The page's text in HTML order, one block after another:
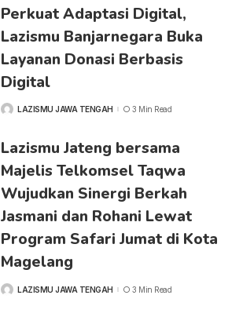
Perkuat Adaptasi Digital,
Lazismu Banjarnegara Buka
Layanan Donasi Berbasis
Digital
POSTEDLAZISMU JAWA TENGAH 3 Min Read
Lazismu Jateng bersama
Majelis Telkomsel Taqwa
Wujudkan Sinergi Berkah
Jasmani dan Rohani Lewat
Program Safari Jumat di Kota
Magelang
POSTEDLAZISMU JAWA TENGAH 3 Min Read